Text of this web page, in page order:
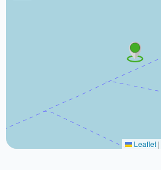
Leaflet |